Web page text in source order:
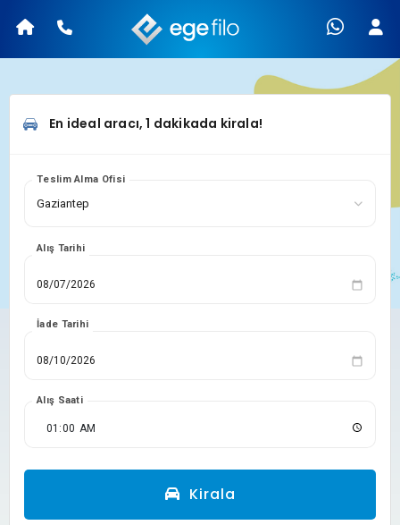
En ideal aracı, 1 dakikada kirala!
Teslim Alma Ofisi
Alış Tarihi
İade Tarihi
Alış Saati
Kirala